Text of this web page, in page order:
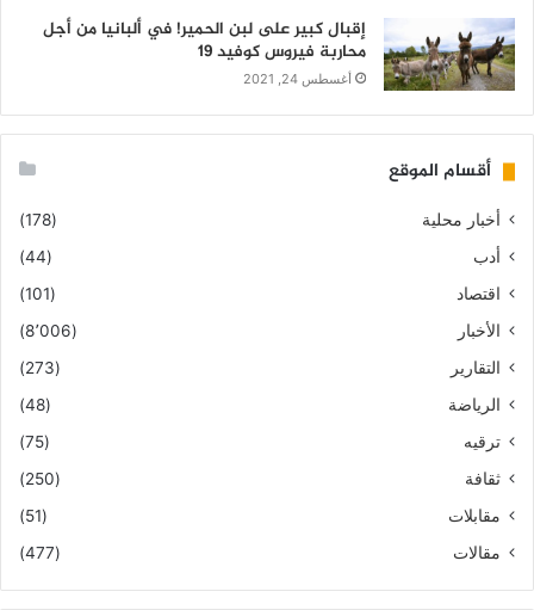
إقبال كبير على لبن الحمير! في ألبانيا من أجل
محاربة فيروس كوفيد 19
أغسطس 24, 2021
أقسام الموقع
أخبار محلية
(178)
أدب
(44)
اقتصاد
(101)
الأخبار
(8٬006)
التقارير
(273)
الرياضة
(48)
ترقيه
(75)
ثقافة
(250)
مقابلات
(51)
مقالات
(477)